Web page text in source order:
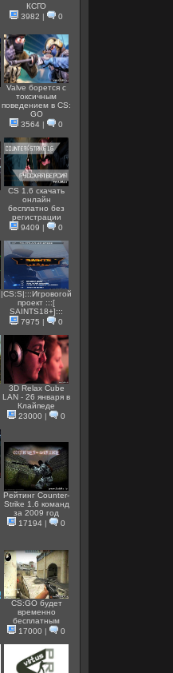
КСГО
3982 | 0
Valve борется с
токсичным
поведением в CS:
GO
3564 | 0
CS 1.6 скачать
онлайн
бесплатно без
регистрации
9409 | 0
|CS:S|:::Игровогой
проект :::[
SAINTS18+]:::
7975 | 0
3D Relax Cube
LAN - 26 января в
Клайпеде
23000 | 0
Рейтинг Counter-
Strike 1.6 команд
за 2009 год
17194 | 0
CS:GO будет
временно
бесплатным
17000 | 0